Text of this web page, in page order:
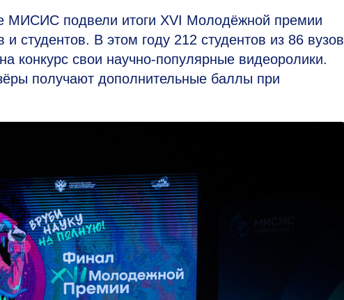
МИСИС подвели итоги XVI Молодёжной премии
студентов. В этом году 212 студентов из 86 вузов
конкурс свои научно-популярные видеоролики.
получают дополнительные баллы при